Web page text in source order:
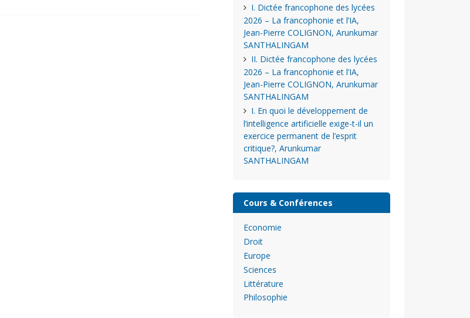
I. Dictée francophone des lycées
2026 – La francophonie et l’IA,
Jean-Pierre COLIGNON, Arunkumar
SANTHALINGAM
II. Dictée francophone des lycées
2026 – La francophonie et l’IA,
Jean-Pierre COLIGNON, Arunkumar
SANTHALINGAM
I. En quoi le développement de
l’intelligence artificielle exige-t-il un
exercice permanent de l’esprit
critique?, Arunkumar
SANTHALINGAM
Cours & Conférences
Economie
Droit
Europe
Sciences
Littérature
Philosophie